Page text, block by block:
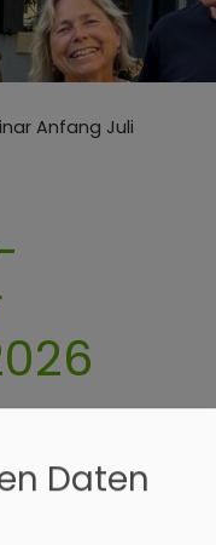
Anfang Juli
zweit - das
Paare ganz
Daten